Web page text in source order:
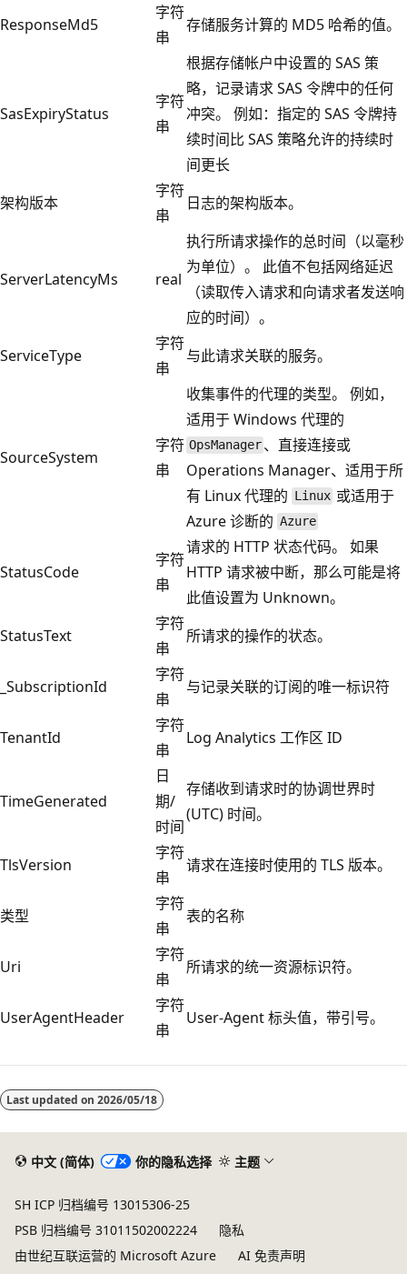
ResponseMd5
字符
串
存储服务计算的 MD5 哈希的值。
SasExpiryStatus
字符
串
根据存储帐户中设置的 SAS 策
略，记录请求 SAS 令牌中的任何
冲突。 例如：指定的 SAS 令牌持
续时间比 SAS 策略允许的持续时
间更长
架构版本
字符
串
日志的架构版本。
ServerLatencyMs real
执行所请求操作的总时间（以毫秒
为单位）。 此值不包括网络延迟
（读取传入请求和向请求者发送响
应的时间）。
ServiceType
字符
串
与此请求关联的服务。
SourceSystem
字符
串
收集事件的代理的类型。 例如，
适用于 Windows 代理的
OpsManager 、直接连接或
Operations Manager、适用于所
有 Linux 代理的 Linux 或适用于
Azure 诊断的 Azure
StatusCode
字符
串
请求的 HTTP 状态代码。 如果
HTTP 请求被中断，那么可能是将
此值设置为 Unknown。
StatusText
字符
串
所请求的操作的状态。
_SubscriptionId
字符
串
与记录关联的订阅的唯一标识符
TenantId
字符
串
Log Analytics 工作区 ID
TimeGenerated
日
期/
时间
存储收到请求时的协调世界时
(UTC) 时间。
TlsVersion
字符
串
请求在连接时使用的 TLS 版本。
类型
字符
串
表的名称
Uri
字符
串
所请求的统一资源标识符。
UserAgentHeader
字符
串
User-Agent 标头值，带引号。
Last updated on 2026/05/18
中文 (简体) 你的隐私选择 主题
SH ICP 归档编号 13015306-25
PSB 归档编号 31011502002224
隐私
由世纪互联运营的 Microsoft Azure
AI 免责声明